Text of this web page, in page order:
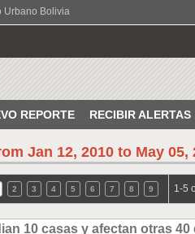
Urbano Bolivia
REPORTE RECIBIR ALERTAS
Jan 12, 2010 to May 05,
2 3 4 5 6 7 8 9 1-5
10 casas y afectan otras 40